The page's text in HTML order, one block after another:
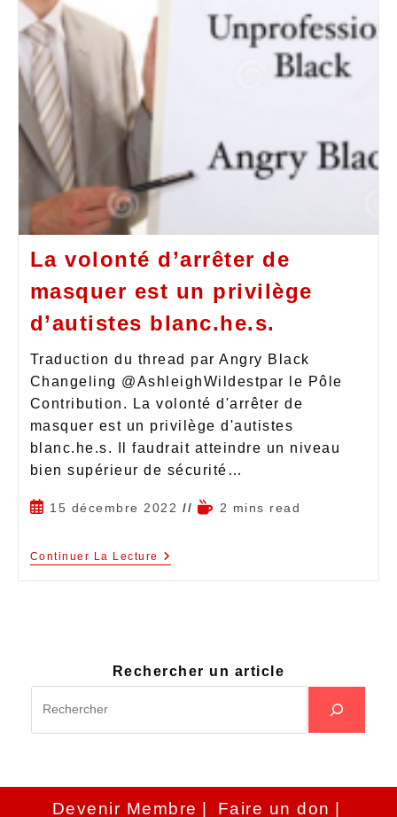
La volonté d’arrêter de
masquer est un privilège
d’autistes blanc.he.s.
Traduction du thread par Angry Black
Changeling @AshleighWildestpar le Pôle
Contribution. La volonté d'arrêter de
masquer est un privilège d'autistes
blanc.he.s. Il faudrait atteindre un niveau
bien supérieur de sécurité…
15 décembre 2022 2 mins read
Continuer La Lecture
Rechercher un article
Devenir Membre Faire un don